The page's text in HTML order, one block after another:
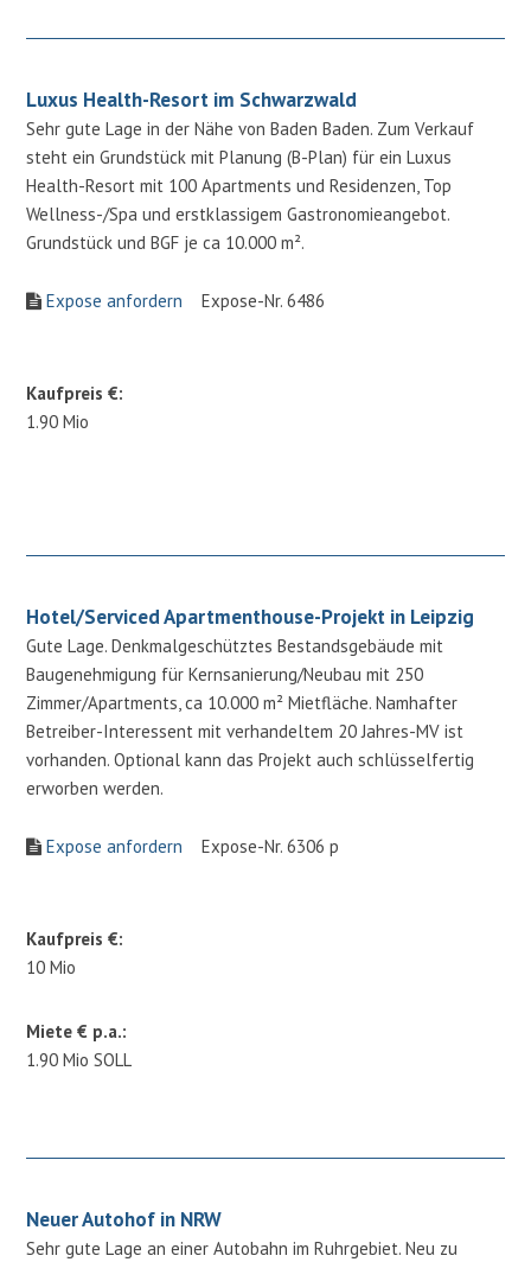
Luxus Health-Resort im Schwarzwald
Sehr gute Lage in der Nähe von Baden Baden. Zum Verkauf
steht ein Grundstück mit Planung (B-Plan) für ein Luxus
Health-Resort mit 100 Apartments und Residenzen, Top
Wellness-/Spa und erstklassigem Gastronomieangebot.
Grundstück und BGF je ca 10.000 m².
Expose anfordern Expose-Nr. 6486
Kaufpreis €:
1.90 Mio
Hotel/Serviced Apartmenthouse-Projekt in Leipzig
Gute Lage. Denkmalgeschütztes Bestandsgebäude mit
Baugenehmigung für Kernsanierung/Neubau mit 250
Zimmer/Apartments, ca 10.000 m² Mietfläche. Namhafter
Betreiber-Interessent mit verhandeltem 20 Jahres-MV ist
vorhanden. Optional kann das Projekt auch schlüsselfertig
erworben werden.
Expose anfordern Expose-Nr. 6306 p
Kaufpreis €:
10 Mio
Miete € p.a.:
1.90 Mio SOLL
Neuer Autohof in NRW
Sehr gute Lage an einer Autobahn im Ruhrgebiet. Neu zu